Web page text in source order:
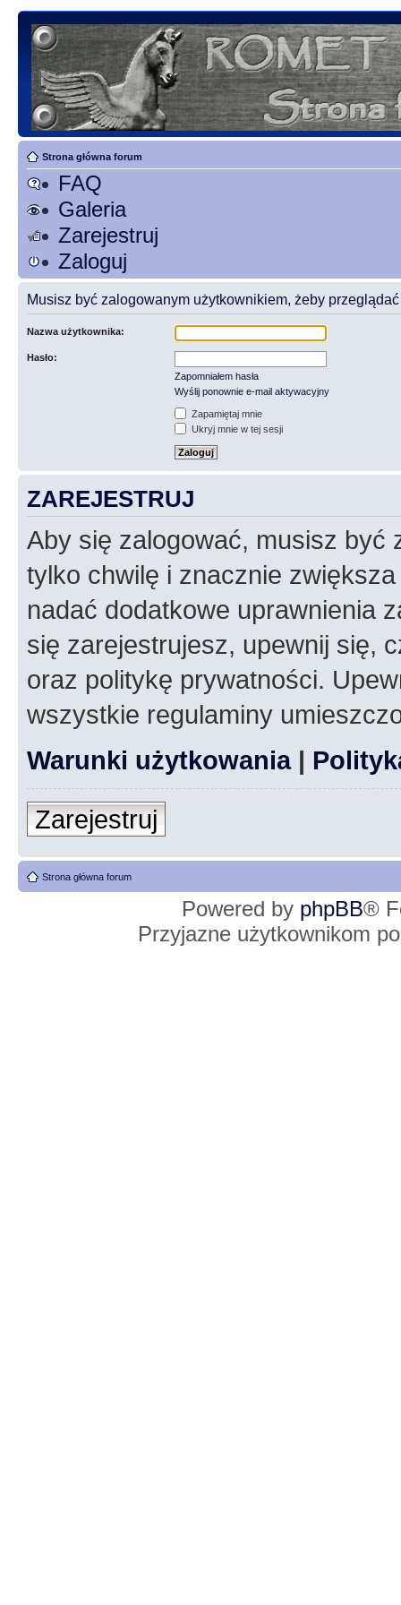
Strona główna forum
FAQ
Galeria
Zarejestruj
Zaloguj
Musisz być zalogowanym użytkownikiem, żeby przeglądać
Nazwa użytkownika:
Hasło:
Zapomniałem hasła
Wyślij ponownie e-mail aktywacyjny
Zapamiętaj mnie
Ukryj mnie w tej sesji
ZAREJESTRUJ
Aby się zalogować, musisz być
tylko chwilę i znacznie
nadać dodatkowe uprawnienia
się zarejestrujesz, upewnij się,
oraz politykę prywatności.
wszystkie regulaminy
Warunki użytkowania|
Zarejestruj
Strona główna forum
Powered by phpBB®
Przyjazne użytkownikom